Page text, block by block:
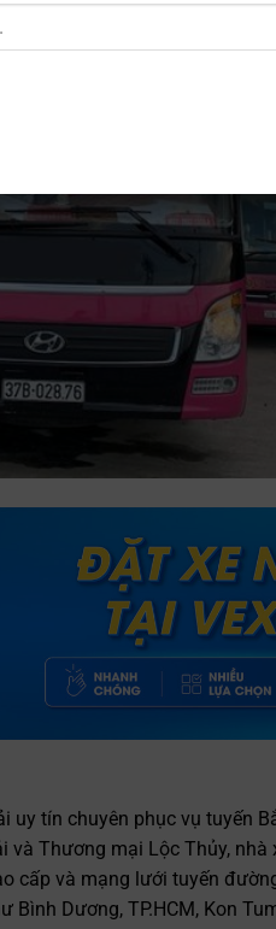
uy tín chuyên phục vụ tuyến
và Thương mại Lộc Thủy,
cấp và mạng lưới tuyến
Dương, TP.HCM, Kon